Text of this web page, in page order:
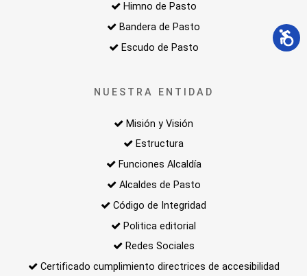
Himno de Pasto
Bandera de Pasto
Escudo de Pasto
NUESTRA ENTIDAD
Misión y Visión
Estructura
Funciones Alcaldía
Alcaldes de Pasto
Código de Integridad
Politica editorial
Redes Sociales
Certificado cumplimiento directrices de accesibilidad